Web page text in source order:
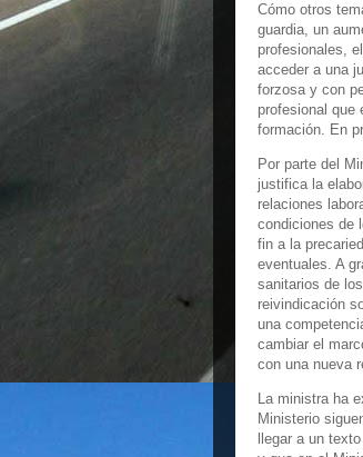
Cómo otros
guardia, un
profesionales,
acceder a una
forzosa y con
profesional que
formación. En
Por parte del
justifica la
relaciones
condiciones de
fin a la
eventuales. A
sanitarios de
reivindicación
una
cambiar el
con una nueva
La ministra ha
Ministerio
llegar a un